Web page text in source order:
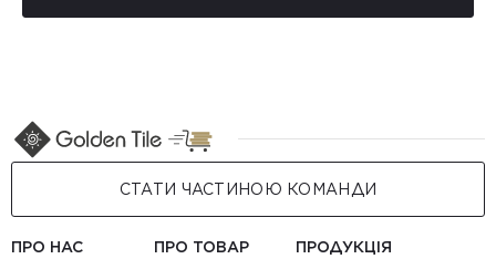
СТАТИ ЧАСТИНОЮ КОМАНДИ
ПРО НАС ПРО ТОВАР ПРОДУКЦІЯ